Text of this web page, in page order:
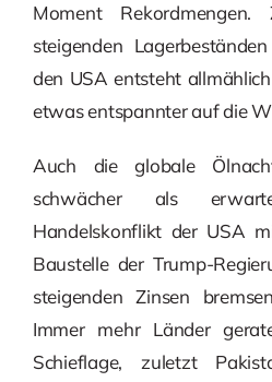
Moment
steigenden
den USA entsteht
etwas entspannter auf die
Auch die globale
schwächer als
Handelskonflikt der USA
Baustelle der Trump-
steigenden Zinsen
Immer mehr Länder
Schieflage, zuletzt